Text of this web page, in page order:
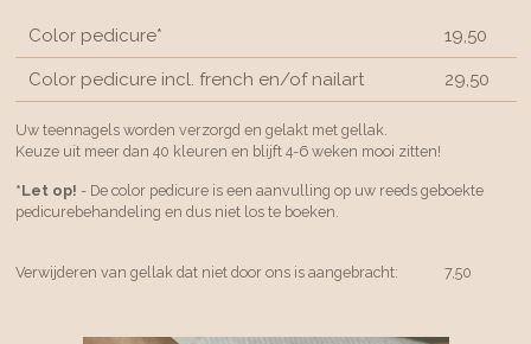
Color pedicure* 19,50
Color pedicure incl. french en/of nailart 29,50
Uw teennagels worden verzorgd en gelakt met gellak.
Keuze uit meer dan 40 kleuren en blijft 4-6 weken mooi zitten!
*Let op! - De color pedicure is een aanvulling op uw reeds geboekte
pedicurebehandeling en dus niet los te boeken.
Verwijderen van gellak dat niet door ons is aangebracht: 7,50